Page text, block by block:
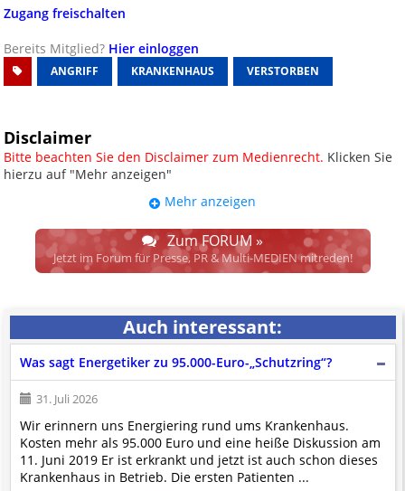
Zugang freischalten
Bereits Mitglied? Hier einloggen
ANGRIFF KRANKENHAUS VERSTORBEN
Disclaimer
Bitte beachten Sie den Disclaimer zum Medienrecht. Klicken Sie
hierzu auf "Mehr anzeigen"
UPDATE: § 17 ECG seit 16.02.2024
weggefallen.
Wir lassen den Disclaimertext dennoch so stehen, bis sich die
Justiz im klaren ist, wodurch dieser und etliche weitere, damit
Spielraum für das sog. "Richterrecht", welches alleine aufgrund
schwammiger Gesetze gewisse Parteien bevorzugen kann.
Wir verweisen hiermit auf den
Ausschluss der Verantwortlichkeit bei
Links
und betonen ausdrücklich, dass wir die im Abs. 1 des § 17 ECG
genannte Überprüfung etwaiger Rechtswidrigkeit im verlinkten Inhalt
nicht immer gewährleisten können.
Die Betreiber und die Autoren dieser Website sind weder Juristen, noch
beschäftigen sie solche, dürfen und können daherkeine
Rechtsgutachten über externen Contenterstellen.
Mehr anzeigen
Zum FORUM »
Jetzt im Forum für Presse, PR & Multi-MEDIEN mitreden!
Auch interessant:
Was sagt Energetiker zu 95.000-Euro-„Schutzring“?
31. Juli 2026
Wir erinnern uns Energiering rund ums Krankenhaus.
Kosten mehr als 95.000 Euro und eine heiße Diskussion am
11. Juni 2019 Er ist erkrankt und jetzt ist auch schon dieses
Krankenhaus in Betrieb. Die ersten Patienten ...